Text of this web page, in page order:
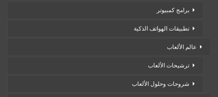
برامج كمبيوتر
تطبيقات الهواتف الذكية
عالم الألعاب
ترشيحات الألعاب
شروحات وحلول الألعاب